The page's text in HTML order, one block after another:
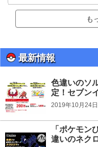
も
最新情報
色違いのソ
定！セブン
2019年10月24日
「ポケモン
違いのネク